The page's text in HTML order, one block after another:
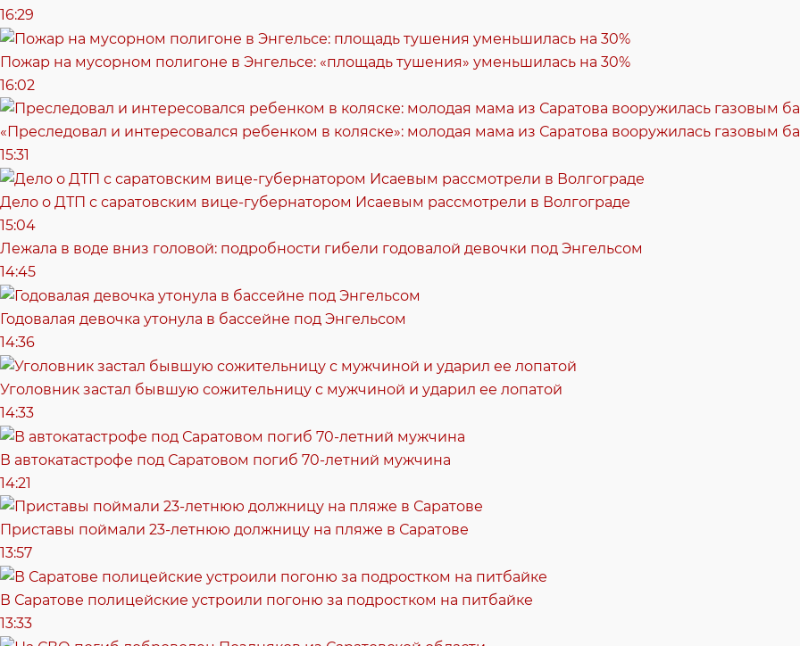
16:29
Пожар на мусорном полигоне в Энгельсе: «площадь тушения» уменьшилась на 30%
16:02
«Преследовал и интересовался ребенком в коляске»: молодая мама из Саратова вооружилась газовым
15:31
Дело о ДТП с саратовским вице-губернатором Исаевым рассмотрели в Волгограде
15:04
Лежала в воде вниз головой: подробности гибели годовалой девочки под Энгельсом
14:45
Годовалая девочка утонула в бассейне под Энгельсом
14:36
Уголовник застал бывшую сожительницу с мужчиной и ударил ее лопатой
14:33
В автокатастрофе под Саратовом погиб 70-летний мужчина
14:21
Приставы поймали 23-летнюю должницу на пляже в Саратове
13:57
В Саратове полицейские устроили погоню за подростком на питбайке
13:33